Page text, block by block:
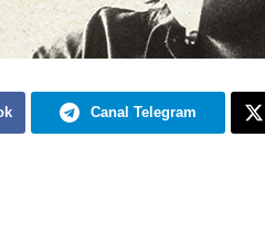
Canal Telegram